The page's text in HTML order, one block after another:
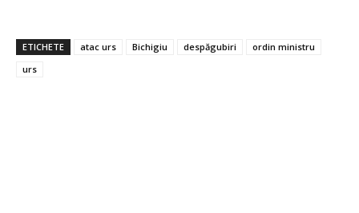
ETICHETE atac urs Bichigiu despăgubiri
ordin ministru
urs